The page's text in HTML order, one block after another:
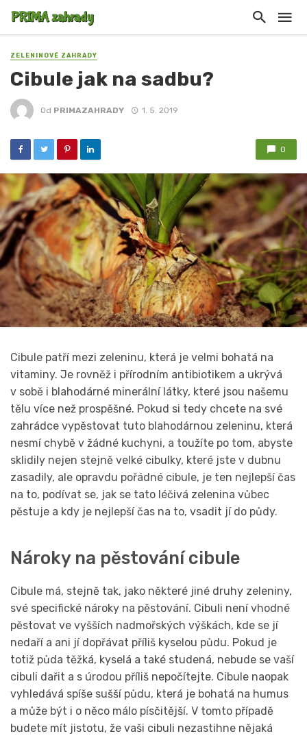
ZELENINOVÉ ZAHRADY
Cibule jak na sadbu?
Od PRIMAZAHRADY 1. 5. 2019
0
Cibule patří mezi zeleninu, která je velmi bohatá na
vitaminy. Je rovněž i přírodním antibiotikem a ukrývá
v sobě i blahodárné minerální látky, které jsou našemu
tělu více než prospěšné. Pokud si tedy chcete na své
zahrádce vypěstovat tuto blahodárnou zeleninu, která
nesmí chybě v žádné kuchyni, a toužíte po tom, abyste
sklidily nejen stejně velké cibulky, které jste v dubnu
zasadily, ale opravdu pořádné cibule, je ten nejlepší čas
na to, podívat se, jak se tato léčivá zelenina vůbec
pěstuje a kdy je nejlepší čas na to, vsadit jí do půdy.
Nároky na pěstování cibule
Cibule má, stejně tak, jako některé jiné druhy zeleniny,
své specifické nároky na pěstování. Cibuli není vhodné
pěstovat ve vyšších nadmořských výškách, kde se jí
nedaří a ani jí dopřávat příliš kyselou půdu. Pokud je
totiž půda těžká, kyselá a také studená, nebude se vaší
cibuli dařit a s úrodou příliš nepočítejte. Cibule naopak
vyhledává spíše sušší půdu, která je bohatá na humus
a může být i o něco málo písčitější. V tomto případě
budete mít jistotu, že vaši cibuli nezastihne nějaká